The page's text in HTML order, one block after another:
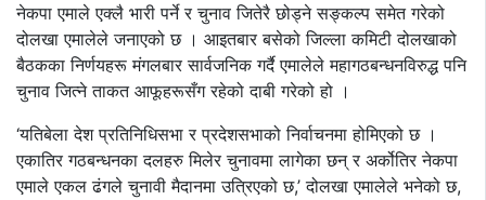
नेकपा एमाले एक्लै भारी पर्ने र चुनाव जितेरै छोड्ने सङ्कल्प समेत गरेको
दोलखा एमालेले जनाएको छ । आइतबार बसेको जिल्ला कमिटी दोलखाको
बैठकका निर्णयहरू मंगलबार सार्वजनिक गर्दै एमालेले महागठबन्धनविरुद्ध पनि
चुनाव जित्ने ताकत आफूहरूसँग रहेको दाबी गरेको हो ।
‘यतिबेला देश प्रतिनिधिसभा र प्रदेशसभाको निर्वाचनमा होमिएको छ ।
एकातिर गठबन्धनका दलहरु मिलेर चुनावमा लागेका छन् र अर्कोतिर नेकपा
एमाले एकल ढंगले चुनावी मैदानमा उत्रिएको छ,’ दोलखा एमालेले भनेको छ,